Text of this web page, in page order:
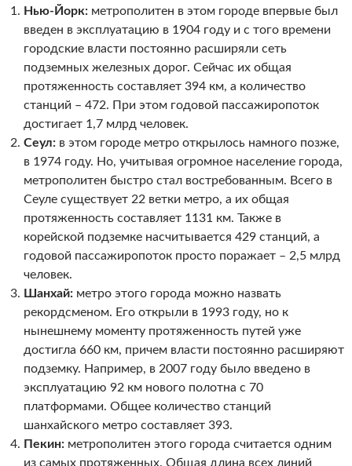
Нью-Йорк: метрополитен в этом городе впервые был
введен в эксплуатацию в 1904 году и с того времени
городские власти постоянно расширяли сеть
подземных железных дорог. Сейчас их общая
протяженность составляет 394 км, а количество
станций – 472. При этом годовой пассажиропоток
достигает 1,7 млрд человек.
Сеул: в этом городе метро открылось намного позже,
в 1974 году. Но, учитывая огромное население города,
метрополитен быстро стал востребованным. Всего в
Сеуле существует 22 ветки метро, а их общая
протяженность составляет 1131 км. Также в
корейской подземке насчитывается 429 станций, а
годовой пассажиропоток просто поражает – 2,5 млрд
человек.
Шанхай: метро этого города можно назвать
рекордсменом. Его открыли в 1993 году, но к
нынешнему моменту протяженность путей уже
достигла 660 км, причем власти постоянно расширяют
подземку. Например, в 2007 году было введено в
эксплуатацию 92 км нового полотна с 70
платформами. Общее количество станций
шанхайского метро составляет 393.
Пекин: метрополитен этого города считается одним
из самых протяженных. Общая длина всех линий